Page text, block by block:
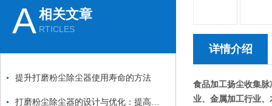
A相关文章
RTICLES
提升打磨粉尘除尘器使用寿命的方法
详情介绍
食品加工扬尘收集脉
业、 金属加工行业、